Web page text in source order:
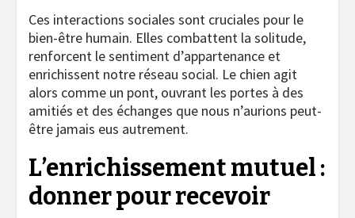
Ces interactions sociales sont cruciales pour le
bien-être humain. Elles combattent la solitude,
renforcent le sentiment d’appartenance et
enrichissent notre réseau social. Le chien agit
alors comme un pont, ouvrant les portes à des
amitiés et des échanges que nous n’aurions peut-
être jamais eus autrement.
L’enrichissement mutuel :
donner pour recevoir